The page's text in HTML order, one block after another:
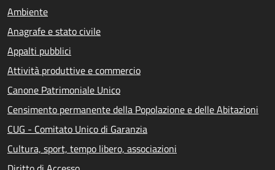
Ambiente
Anagrafe e stato civile
Appalti pubblici
Attività produttive e commercio
Canone Patrimoniale Unico
Censimento permanente della Popolazione e delle Abitazioni
CUG - Comitato Unico di Garanzia
Cultura, sport, tempo libero, associazioni